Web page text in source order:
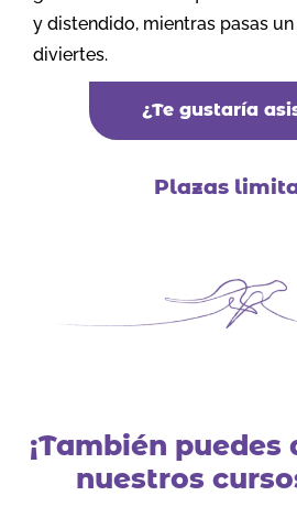
y distendido, mientras pasas
diviertes.
¿Te gustaría
Plazas
¡También
nuestros